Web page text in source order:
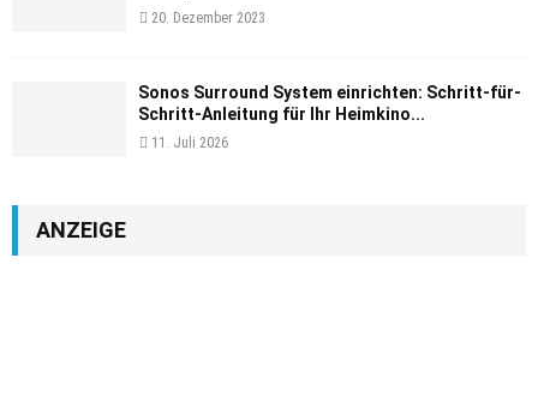
20. Dezember 2023
Sonos Surround System einrichten: Schritt-für-
Schritt-Anleitung für Ihr Heimkino...
11. Juli 2026
ANZEIGE